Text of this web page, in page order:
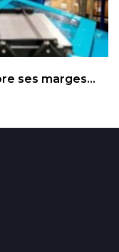
ses marges...